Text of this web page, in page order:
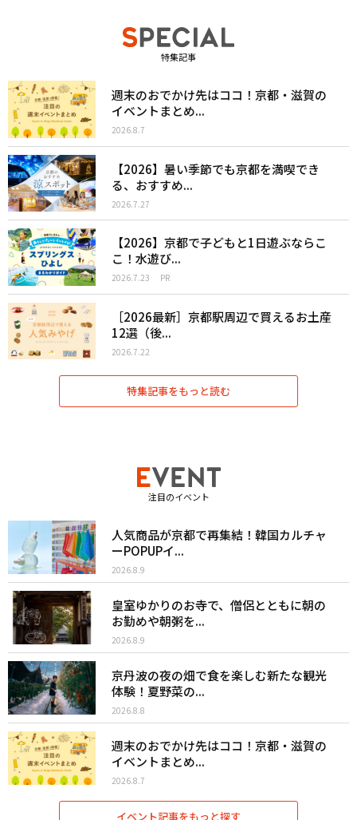
特集記事
週末のおでかけ先はココ！京都・滋賀の
イベントまとめ...
2026.8.7
【2026】暑い季節でも京都を満喫でき
る、おすすめ...
2026.7.27
【2026】京都で子どもと1日遊ぶならこ
こ！水遊び...
2026.7.23 PR
［2026最新］京都駅周辺で買えるお土産
12選（後...
2026.7.22
特集記事をもっと読む
注目のイベント
人気商品が京都で再集結！韓国カルチャ
ーPOPUPイ...
2026.8.9
皇室ゆかりのお寺で、僧侶とともに朝の
お勤めや朝粥を...
2026.8.9
京丹波の夜の畑で食を楽しむ新たな観光
体験！夏野菜の...
2026.8.8
週末のおでかけ先はココ！京都・滋賀の
イベントまとめ...
2026.8.7
イベント記事をもっと探す